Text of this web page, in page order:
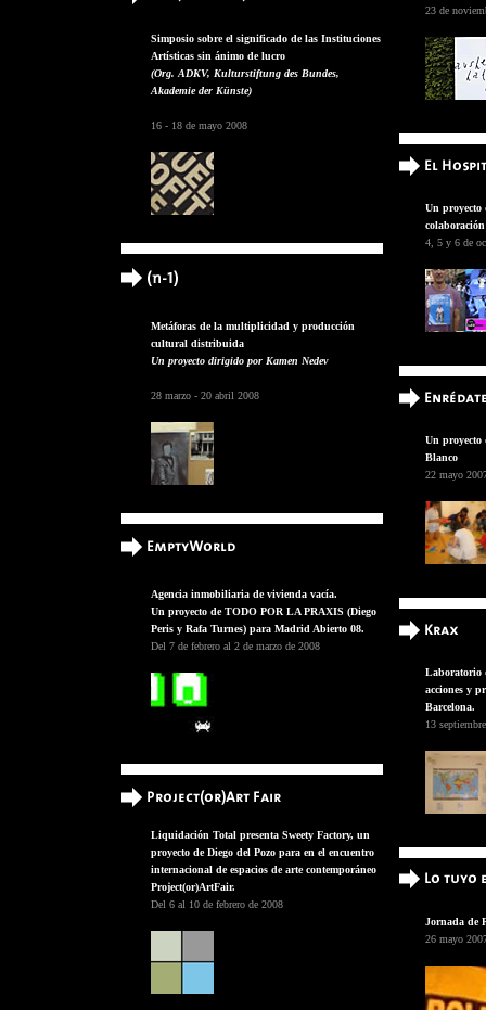
Simposio sobre el significado de las Instituciones
Artísticas sin ánimo de lucro
(Org. ADKV, Kulturstiftung des Bundes,
Akademie der Künste)
16 - 18 de mayo 2008
Metáforas de la multiplicidad y producción
cultural distribuida
Un proyecto dirigido por Kamen Nedev
28 marzo - 20 abril 2008
Agencia inmobiliaria de vivienda vacía.
Un proyecto de TODO POR LA PRAXIS (Diego
Peris y Rafa Turnes) para Madrid Abierto 08.
Del 7 de febrero al 2 de marzo de 2008
Liquidación Total presenta Sweety Factory, un
proyecto de Diego del Pozo para en el encuentro
internacional de espacios de arte contemporáneo
Project(or)ArtFair.
Del 6 al 10 de febrero de 2008
23 de
Un
4, 5 y 6 de
Un proyecto
Blanco
22 mayo
Laboratorio
acciones y
Barcelona.
13
Jornada de
26 mayo